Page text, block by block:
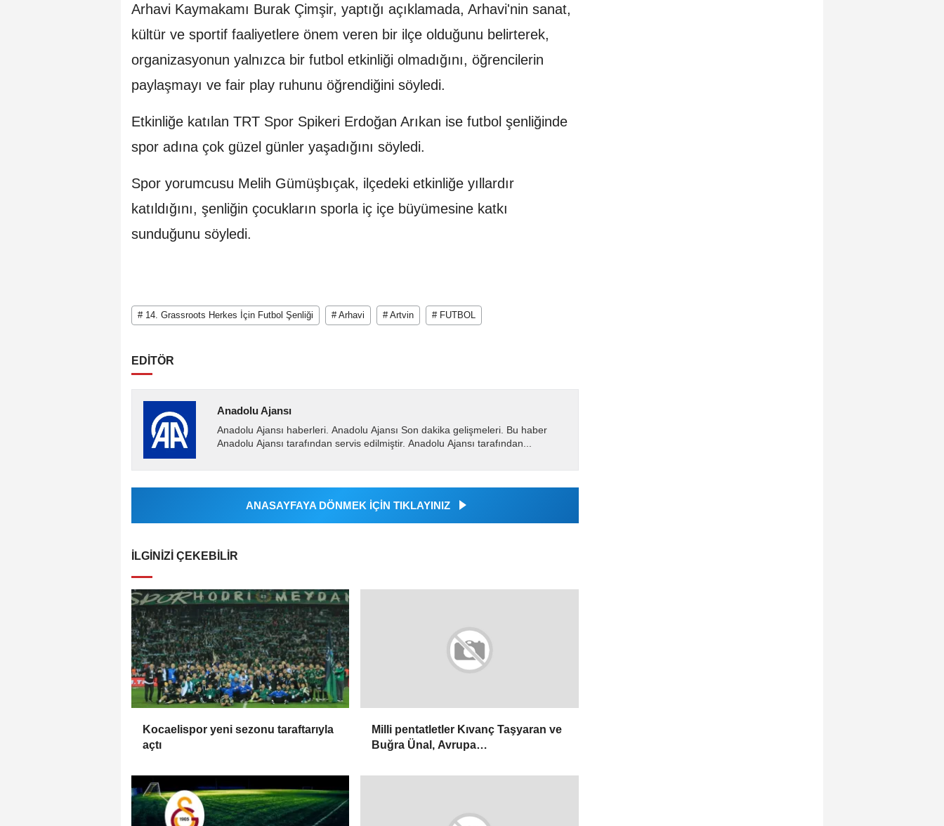
Arhavi Kaymakamı Burak Çimşir, yaptığı açıklamada, Arhavi'nin sanat,
kültür ve sportif faaliyetlere önem veren bir ilçe olduğunu belirterek,
organizasyonun yalnızca bir futbol etkinliği olmadığını, öğrencilerin
paylaşmayı ve fair play ruhunu öğrendiğini söyledi.
Etkinliğe katılan TRT Spor Spikeri Erdoğan Arıkan ise futbol şenliğinde
spor adına çok güzel günler yaşadığını söyledi.
Spor yorumcusu Melih Gümüşbıçak, ilçedeki etkinliğe yıllardır
katıldığını, şenliğin çocukların sporla iç içe büyümesine katkı
sunduğunu söyledi.
# 14. Grassroots Herkes İçin Futbol Şenliği # Arhavi # Artvin # FUTBOL
EDİTÖR
Anadolu Ajansı
Anadolu Ajansı haberleri. Anadolu Ajansı Son dakika gelişmeleri. Bu haber
Anadolu Ajansı tarafından servis edilmiştir. Anadolu Ajansı tarafından...
ANASAYFAYA DÖNMEK İÇİN TIKLAYINIZ
İLGINIZI ÇEKEBILIR
Kocaelispor yeni sezonu taraftarıyla
açtı
Milli pentatletler Kıvanç Taşyaran ve
Buğra Ünal, Avrupa